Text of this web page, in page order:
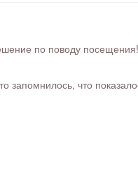
по поводу посещения!
запомнилось, что